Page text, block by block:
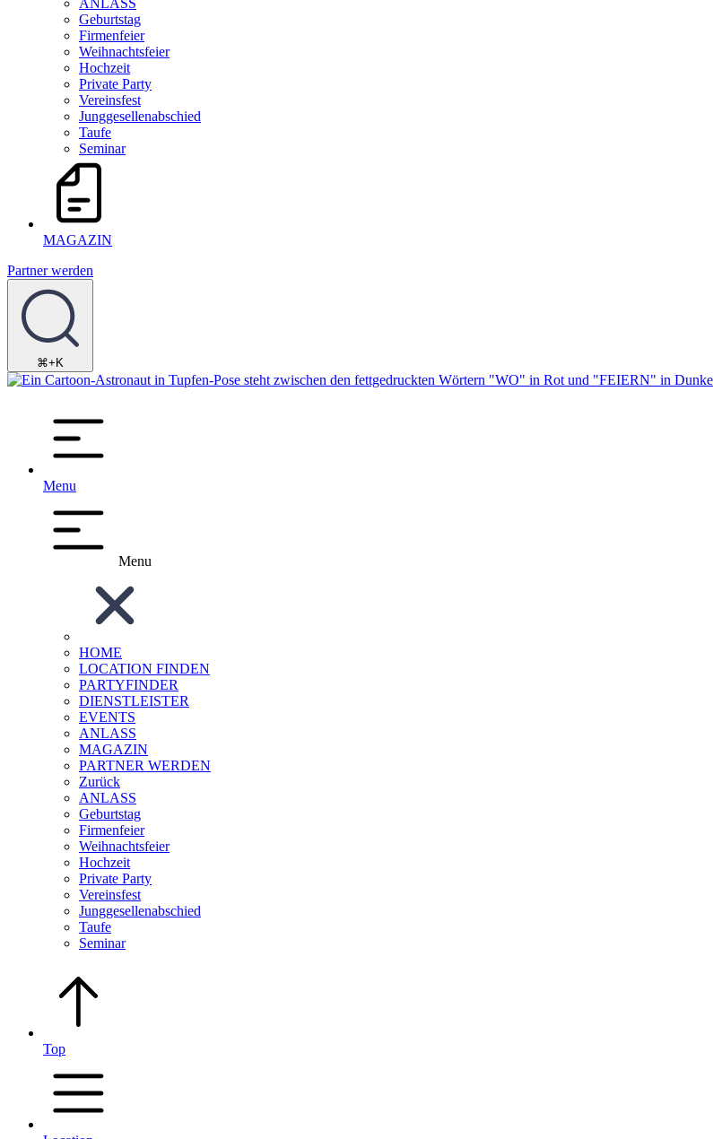
ANLASS
Geburtstag
Firmenfeier
Weihnachtsfeier
Hochzeit
Private Party
Vereinsfest
Junggesellenabschied
Taufe
Seminar
MAGAZIN
Partner werden
⌘+K
Menu
Menu
HOME
LOCATION FINDEN
PARTYFINDER
DIENSTLEISTER
EVENTS
ANLASS
MAGAZIN
PARTNER WERDEN
Zurück
ANLASS
Geburtstag
Firmenfeier
Weihnachtsfeier
Hochzeit
Private Party
Vereinsfest
Junggesellenabschied
Taufe
Seminar
Top